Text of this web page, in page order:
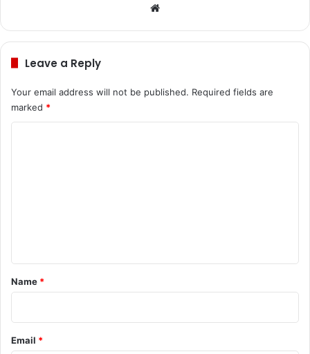
te
Leave a Reply
Your email address will not be published. Required fields are
marked *
*
Name *
Email *